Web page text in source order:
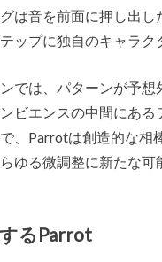
は音を前面に押し出
ップに独自のキャラク
では、パターンが予
ビエンスの中間にあ
、Parrotは創造的な
ゆる微調整に新たな可
るParrot